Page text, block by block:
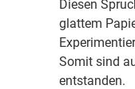
Diesen
glattem
Somit sind
entstanden.